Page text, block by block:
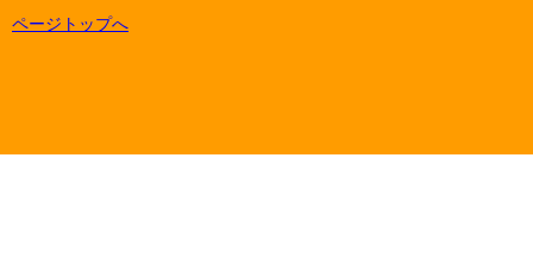
ページトップへ